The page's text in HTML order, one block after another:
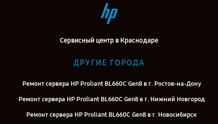
Сервисный центр в Краснодаре
ДРУГИЕ ГОРОДА
Ремонт сервера HP Proliant BL660C Gen8 в г. Ростов-на-Дону
Ремонт сервера HP Proliant BL660C Gen8 в г. Нижний Новгород
Ремонт сервера HP Proliant BL660C Gen8 в г. Новосибирск